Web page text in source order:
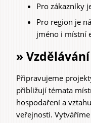
Pro zákazníky
Pro region je
jméno i místní
»
Připravujeme
přibližují témata
hospodaření a
veřejnosti.